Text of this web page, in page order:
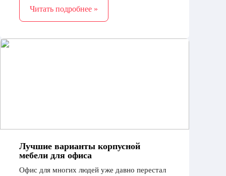
этот вопрос сложно ответить, не зная
предпочтений покупателя
Читать подробнее »
Лучшие варианты корпусной
мебели для офиса
Офис для многих людей уже давно перестал